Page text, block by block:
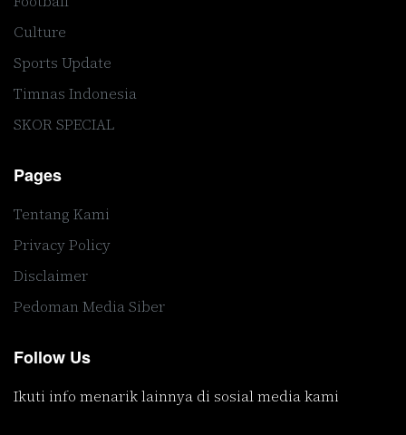
Culture
Sports Update
Timnas Indonesia
SKOR SPECIAL
Pages
Tentang Kami
Privacy Policy
Disclaimer
Pedoman Media Siber
Follow Us
Ikuti info menarik lainnya di sosial media kami